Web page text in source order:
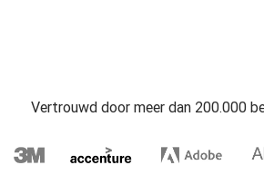
Vertrouwd door meer dan 200.000